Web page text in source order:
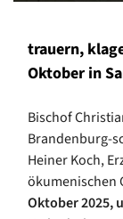
trauern,
Oktober in
Bischof
Brandenburg-
Heiner Koch,
ökumenischen
Oktober 2025,